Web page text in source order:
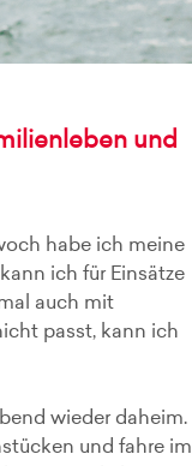
und
habe ich meine
ich für Einsätze
auch mit
passt, kann ich
wieder daheim.
und fahre im